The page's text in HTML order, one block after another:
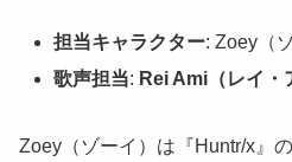
担当キャラクター: Zoey（
歌声担当: Rei Ami（レイ・
Zoey（ゾーイ）は『Huntr/x』